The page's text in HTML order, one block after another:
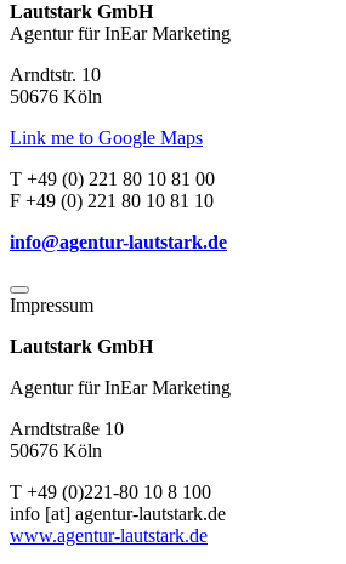
Lautstark GmbH
Agentur für InEar Marketing
Arndtstr. 10
50676 Köln
Link me to Google Maps
T +49 (0) 221 80 10 81 00
F +49 (0) 221 80 10 81 10
info@agentur-lautstark.de
Impressum
Lautstark GmbH
Agentur für InEar Marketing
Arndtstraße 10
50676 Köln
T +49 (0)221-80 10 8 100
info [at] agentur-lautstark.de
www.agentur-lautstark.de